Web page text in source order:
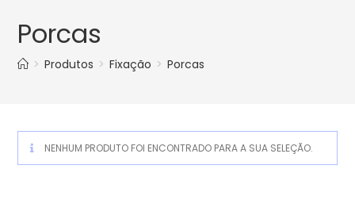
Porcas
> Produtos > Fixação > Porcas
NENHUM PRODUTO FOI ENCONTRADO PARA A SUA SELEÇÃO.